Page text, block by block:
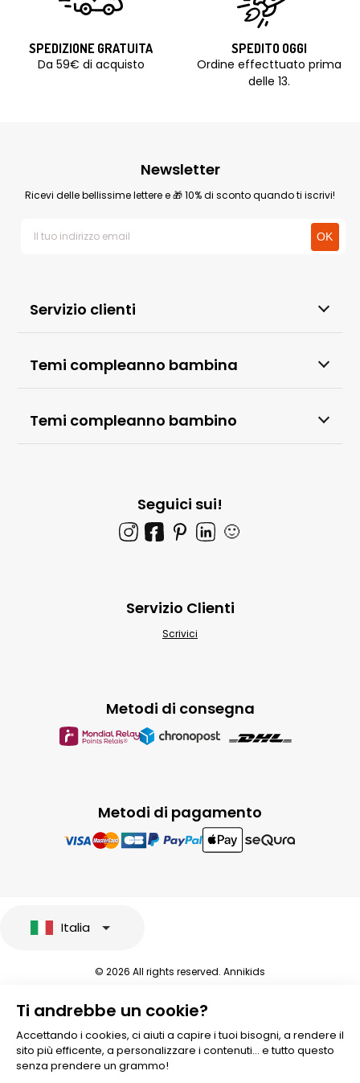
SPEDIZIONE GRATUITA
Da 59€ di acquisto
SPEDITO OGGI
Ordine effecttuato prima
delle 13.
Servizio clienti
Temi compleanno bambina
Temi compleanno bambino
Newsletter
Ricevi delle bellissime lettere e 🎁 10% di sconto quando ti iscrivi!
Seguici sui!
🙂
Metodi di pagamento
Metodi di consegna
Servizio Clienti
Scrivici
Ti andrebbe un cookie?
Accettando i cookies, ci aiuti a capire i tuoi bisogni, a rendere il
sito più efficente, a personalizzare i contenuti... e tutto questo
senza prendere un grammo!
Italia
© 2026 All rights reserved. Annikids